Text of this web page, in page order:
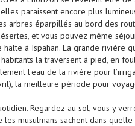
paraissent encore plus
arbres éparpillés au bord des
et vous pouvez même
à Ispahan. La grande rivière
la traversent à pied, en
l'eau de la rivière pour
la meilleure période pour
Regardez au sol, vous y
musulmans sachent dans